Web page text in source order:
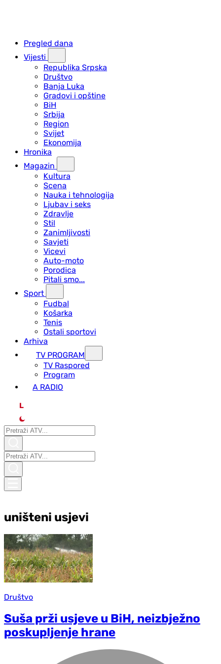
Pregled dana
Vijesti
Republika Srpska
Društvo
Banja Luka
Gradovi i opštine
BiH
Srbija
Region
Svijet
Ekonomija
Hronika
Magazin
Kultura
Scena
Nauka i tehnologija
Ljubav i seks
Zdravlje
Stil
Zanimljivosti
Savjeti
Vicevi
Auto-moto
Porodica
Pitali smo...
Sport
Fudbal
Košarka
Tenis
Ostali sportovi
Arhiva
TV PROGRAM
ТV Raspored
Program
A RADIO
L
uništeni usjevi
Društvo
Suša prži usjeve u BiH, neizbježno
poskupljenje hrane